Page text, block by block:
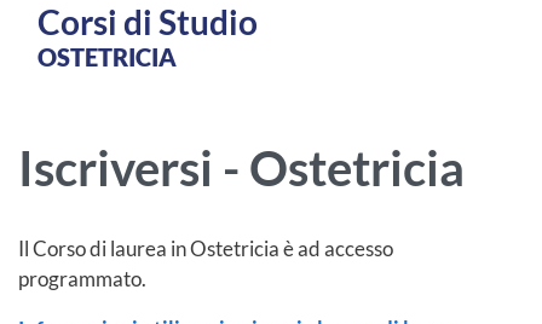
Corsi di Studio
OSTETRICIA
Iscriversi - Ostetricia
Il Corso di laurea in Ostetricia è ad accesso
programmato.